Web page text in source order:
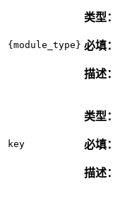
{module_type}
类型：
必填：
描述：
key
类型：
必填：
描述：